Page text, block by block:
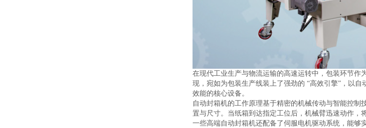
在现代工业生产与物流运输的高速运转中，包装环节作
现，宛如为包装生产线装上了强劲的 “高效引擎”，以
效能的核心设备。
自动封箱机的工作原理基于精密的机械传动与智能控
置与尺寸。当纸箱到达指定工位后，机械臂迅速动作，
一些高端自动封箱机还配备了伺服电机驱动系统，能